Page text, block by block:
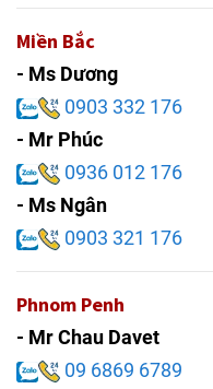
Miền Bắc
- Ms Dương
0903 332 176
- Mr Phúc
0936 012 176
- Ms Ngân
0903 321 176
Phnom Penh
- Mr Chau Davet
09 6869 6789